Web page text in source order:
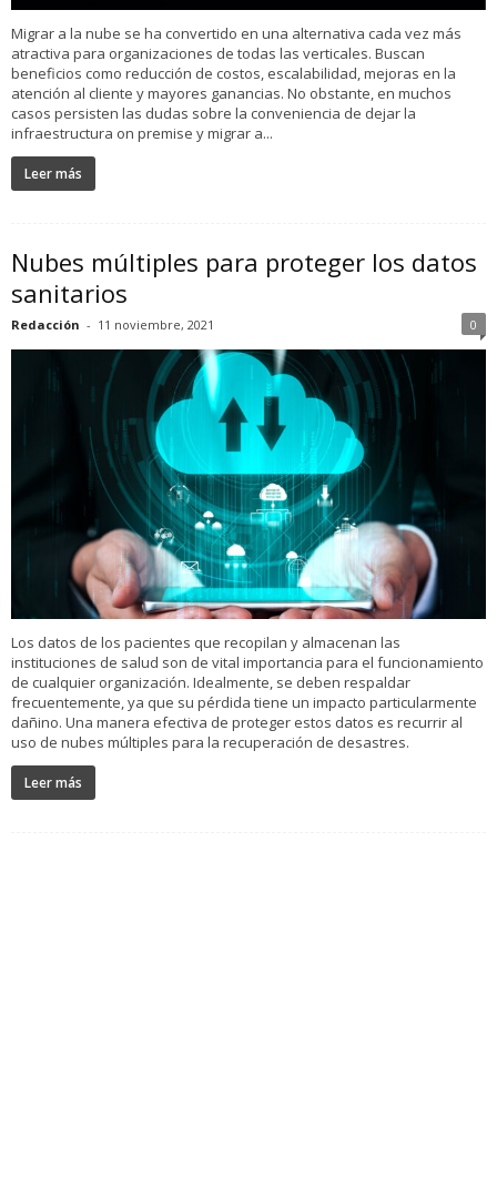
Migrar a la nube se ha convertido en una alternativa cada vez más
atractiva para organizaciones de todas las verticales. Buscan
beneficios como reducción de costos, escalabilidad, mejoras en la
atención al cliente y mayores ganancias. No obstante, en muchos
casos persisten las dudas sobre la conveniencia de dejar la
infraestructura on premise y migrar a...
Leer más
Nubes múltiples para proteger los datos
sanitarios
Redacción - 11 noviembre, 2021 0
Los datos de los pacientes que recopilan y almacenan las
instituciones de salud son de vital importancia para el funcionamiento
de cualquier organización. Idealmente, se deben respaldar
frecuentemente, ya que su pérdida tiene un impacto particularmente
dañino. Una manera efectiva de proteger estos datos es recurrir al
uso de nubes múltiples para la recuperación de desastres.
Leer más